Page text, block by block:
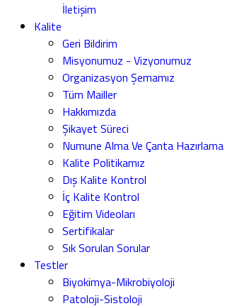
İletişim
Kalite
Geri Bildirim
Misyonumuz - Vizyonumuz
Organizasyon Şemamız
Tüm Mailler
Hakkımızda
Şikayet Süreci
Numune Alma Ve Çanta Hazırlama
Kalite Politikamız
Dış Kalite Kontrol
İç Kalite Kontrol
Eğitim Videoları
Sertifikalar
Sık Sorulan Sorular
Testler
Biyokimya-Mikrobiyoloji
Patoloji-Sistoloji